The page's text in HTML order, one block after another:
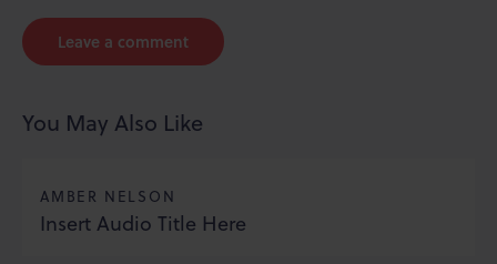
You May Also Like
AMBER NELSON
Insert Audio Title Here